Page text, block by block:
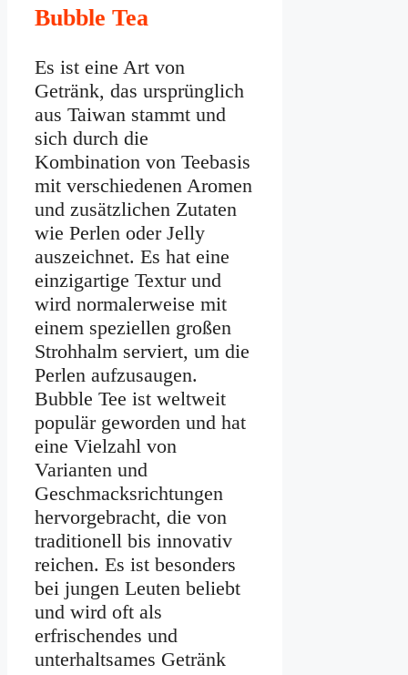
Bubble Tea
Es ist eine Art von
Getränk, das ursprünglich
aus Taiwan stammt und
sich durch die
Kombination von Teebasis
mit verschiedenen Aromen
und zusätzlichen Zutaten
wie Perlen oder Jelly
auszeichnet. Es hat eine
einzigartige Textur und
wird normalerweise mit
einem speziellen großen
Strohhalm serviert, um die
Perlen aufzusaugen.
Bubble Tee ist weltweit
populär geworden und hat
eine Vielzahl von
Varianten und
Geschmacksrichtungen
hervorgebracht, die von
traditionell bis innovativ
reichen. Es ist besonders
bei jungen Leuten beliebt
und wird oft als
erfrischendes und
unterhaltsames Getränk